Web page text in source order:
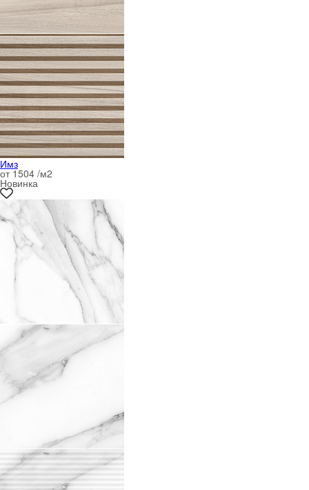
Имз
от 1504 /м2
Новинка